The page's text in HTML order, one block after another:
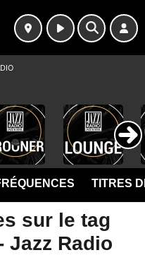
TITRES
sur le tag
Jazz Radio